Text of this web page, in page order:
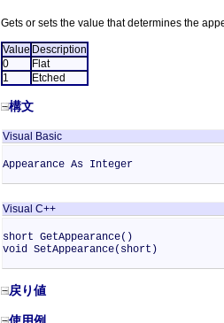
Gets or sets the value that determines the
Value Description
0
Flat
1
Etched
構文
Visual Basic
Appearance As Integer
Visual C++
short GetAppearance()
void SetAppearance(short)
戻り値
使用例